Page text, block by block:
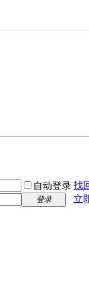
自动登录 找
登录 立